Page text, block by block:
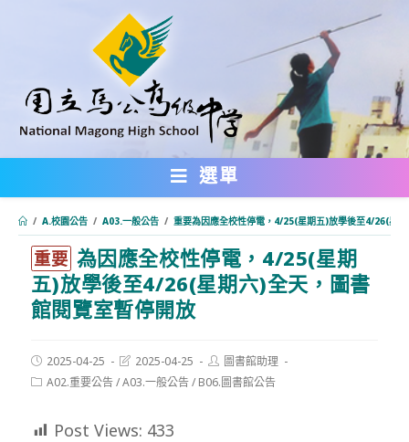
內
選單
/ A.校園公告 / A03.一般公告 / 重要為因應全校性停電，4/25(星期五)放學後至4/26(星
重要 為因應全校性停電，4/25(星期
五)放學後至4/26(星期六)全天，圖書
館閱覽室暫停開放
Post
published:
2025-04-25
Post
modified:
2025-04-25
Post
author:
圖書館助理
PostA02.重要公告/A03.一般公告/ B06.圖書館公告
Post Views: 433